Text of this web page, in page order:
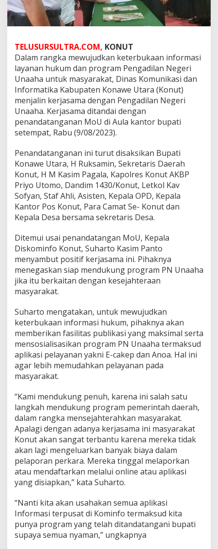
TELUSURSULTRA.COM, KONUT
Dalam rangka mewujudkan keterbukaan informasi
layanan hukum dan program Pengadilan Negeri
Unaaha untuk masyarakat, Dinas Komunikasi dan
Informatika Kabupaten Konawe Utara (Konut)
menjalin kerjasama dengan Pengadilan Negeri
Unaaha. Kerjasama ditandai dengan
penandatanganan MoU di Aula kantor bupati
setempat, Rabu (9/08/2023).
Penandatanganan ini turut disaksikan Bupati
Konawe Utara, H Ruksamin, Sekretaris Daerah
Konut, H M Kasim Pagala, Kapolres Konut AKBP
Priyo Utomo, Dandim 1430/Konut, Letkol Kav
Sofyan, Staf Ahli, Asisten, Kepala OPD, Kepala
Kantor Pos Konut, Para Camat Se- Konut dan
Kepala Desa bersama sekretaris Desa.
Ditemui usai penandatangan MoU, Kepala
Diskominfo Konut, Suharto Kasim Panto
menyambut positif kerjasama ini. Pihaknya
menegaskan siap mendukung program PN Unaaha
jika itu berkaitan dengan kesejahteraan
masyarakat.
Suharto mengatakan, untuk mewujudkan
keterbukaan informasi hukum, pihaknya akan
memberikan fasilitas publikasi yang maksimal serta
mensosialisasikan program PN Unaaha termaksud
aplikasi pelayanan yakni E-cakep dan Anoa. Hal ini
agar lebih memudahkan pelayanan pada
masyarakat.
“Kami mendukung penuh, karena ini salah satu
langkah mendukung program pemerintah daerah,
dalam rangka mensejahterahkan masyarakat.
Apalagi dengan adanya kerjasama ini masyarakat
Konut akan sangat terbantu karena mereka tidak
akan lagi mengeluarkan banyak biaya dalam
pelaporan perkara. Mereka tinggal melaporkan
atau mendaftarkan melalui online atau aplikasi
yang disiapkan,” kata Suharto.
“Nanti kita akan usahakan semua aplikasi
Informasi terpusat di Kominfo termaksud kita
punya program yang telah ditandatangani bupati
supaya semua nyaman,” ungkapnya